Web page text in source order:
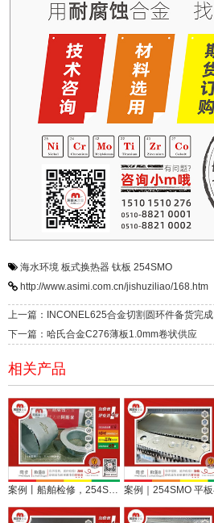
海水环境 板式换热器 钛板 254SMO
http://www.asimi.com.cn/jishuziliao/168.htm
上一篇：INCONEL625合金切割圆环件备货完成
下一篇：哈氏合金C276薄板1.0mm卷状供应
相关产品
案例丨船舶检修，254SMO定制配件直发宁波